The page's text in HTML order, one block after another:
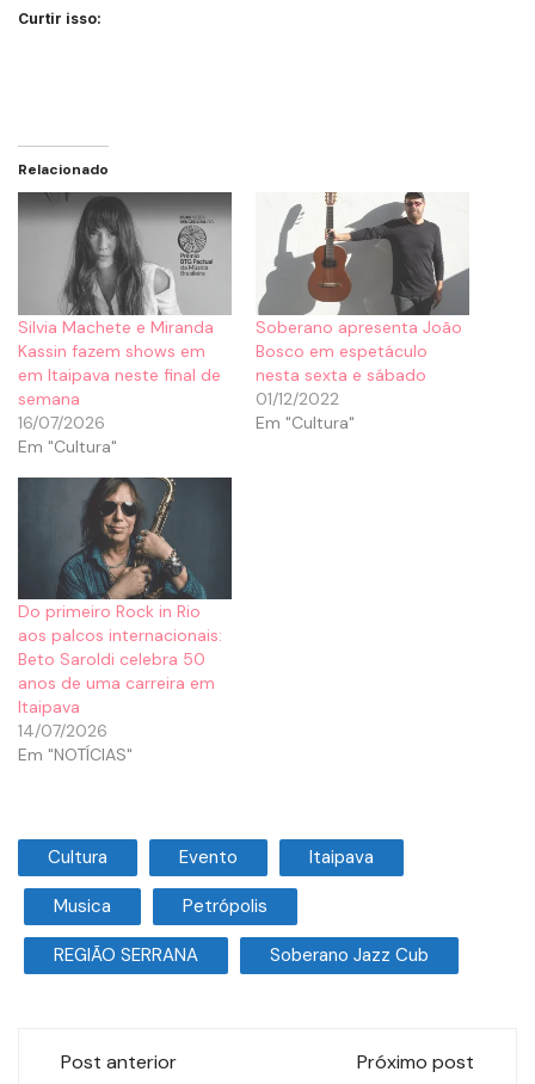
Curtir isso:
Relacionado
Silvia Machete e Miranda
Kassin fazem shows em
em Itaipava neste final de
semana
16/07/2026
Em "Cultura"
Soberano apresenta João
Bosco em espetáculo
nesta sexta e sábado
01/12/2022
Em "Cultura"
Do primeiro Rock in Rio
aos palcos internacionais:
Beto Saroldi celebra 50
anos de uma carreira em
Itaipava
14/07/2026
Em "NOTÍCIAS"
Cultura Evento Itaipava
Musica Petrópolis
REGIÃO SERRANA Soberano Jazz Cub
Post anterior
Próximo post